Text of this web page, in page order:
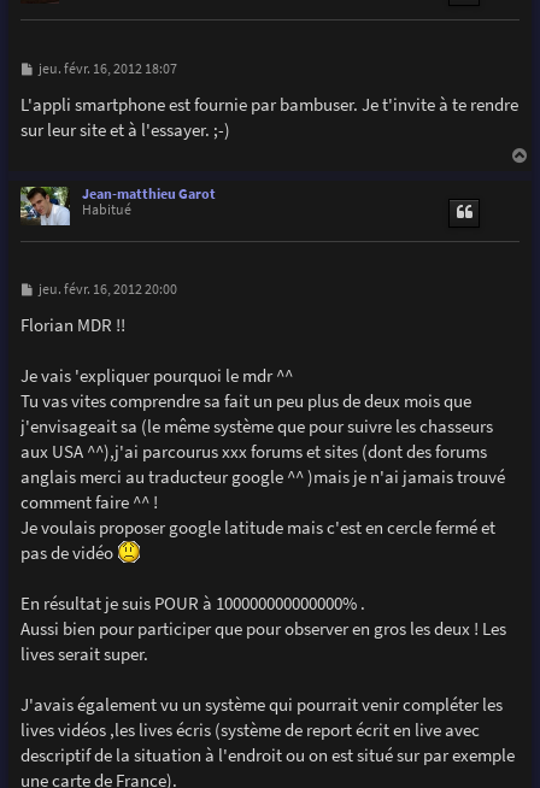
M
s
s
a
jeu. févr. 16, 2012 18:07
L'appli smartphone est fournie par bambuser. Je t'invite à te rendre
sur leur site et à l'essayer. ;-)
Jean-matthieu Garot
Habitué
M
s
s
e
jeu. févr. 16, 2012 20:00
Florian MDR !!
Je vais 'expliquer pourquoi le mdr ^^
Tu vas vites comprendre sa fait un peu plus de deux mois que
j'envisageait sa (le même système que pour suivre les chasseurs
aux USA ^^),j'ai parcourus xxx forums et sites (dont des forums
anglais merci au traducteur google ^^ )mais je n'ai jamais trouvé
comment faire ^^ !
Je voulais proposer google latitude mais c'est en cercle fermé et
pas de vidéo
En résultat je suis POUR à 100000000000000% .
Aussi bien pour participer que pour observer en gros les deux ! Les
lives serait super.
J'avais également vu un système qui pourrait venir compléter les
lives vidéos ,les lives écris (système de report écrit en live avec
descriptif de la situation à l'endroit ou on est situé sur par exemple
une carte de France).